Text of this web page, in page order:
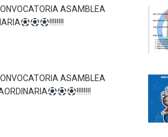
ASAMBLEA
!!!!!!!!
ASAMBLEA
!!!!!!!!